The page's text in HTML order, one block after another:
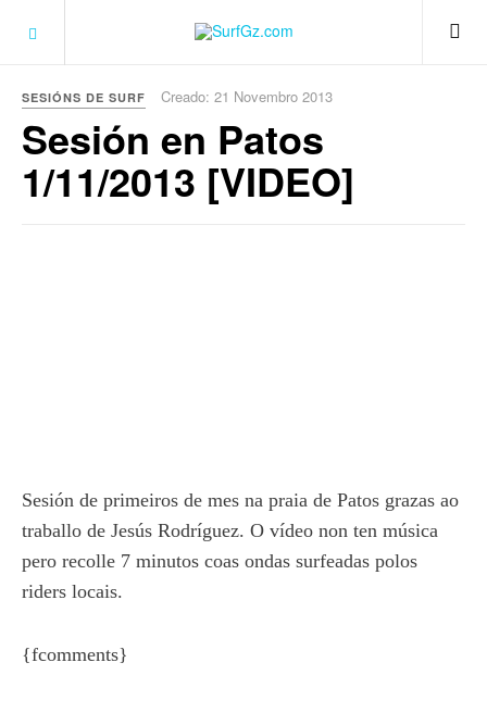
SESIÓNS DE SURF Creado: 21 Novembro 2013
Sesión en Patos
1/11/2013 [VIDEO]
Sesión de primeiros de mes na praia de Patos grazas ao
traballo de Jesús Rodríguez. O vídeo non ten música
pero recolle 7 minutos coas ondas surfeadas polos
riders locais.
{fcomments}